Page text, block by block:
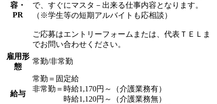
容・
PR
で、すぐにマスタ－出来る仕事内容となります。
（※学生等の短期アルバイトも応相談）
ご応募はエントリーフォームまたは、代表ＴＥＬま
でお問い合わせください。
雇用形
態
常勤/非常勤
給与
常勤＝固定給
非常勤＝時給1,170円～（介護業務有）
時給1,120円～（介護業務無）